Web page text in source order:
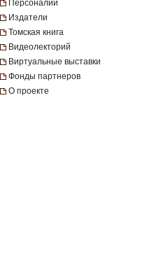
Персоналии
Издатели
Томская книга
Видеолекторий
Виртуальные выставки
Фонды партнеров
О проекте